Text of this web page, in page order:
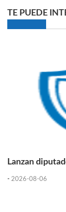
TE PUEDE
Lanzan
- 2026-08-06